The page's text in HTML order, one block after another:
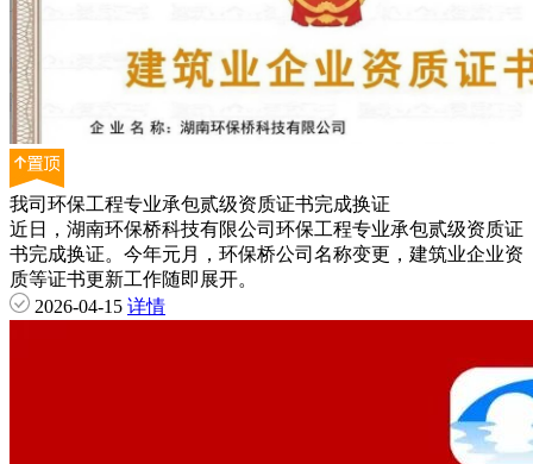
我司环保工程专业承包贰级资质证书完成换证
近日，湖南环保桥科技有限公司环保工程专业承包贰级资质证
书完成换证。今年元月，环保桥公司名称变更，建筑业企业资
质等证书更新工作随即展开。
2026-04-15 详情